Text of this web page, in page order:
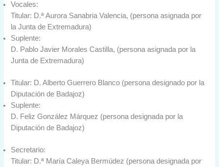
Vocales:
Titular: D.ª Aurora Sanabria Valencia, (persona asignada por
la Junta de Extremadura)
Suplente:
D. Pablo Javier Morales Castilla, (persona asignada por la
Junta de Extremadura)
Titular: D. Alberto Guerrero Blanco (persona designado por la
Diputación de Badajoz)
Suplente:
D. Feliz González Márquez (persona designada por la
Diputación de Badajoz)
Secretario:
Titular: D.ª María Caleya Bermúdez (persona designada por